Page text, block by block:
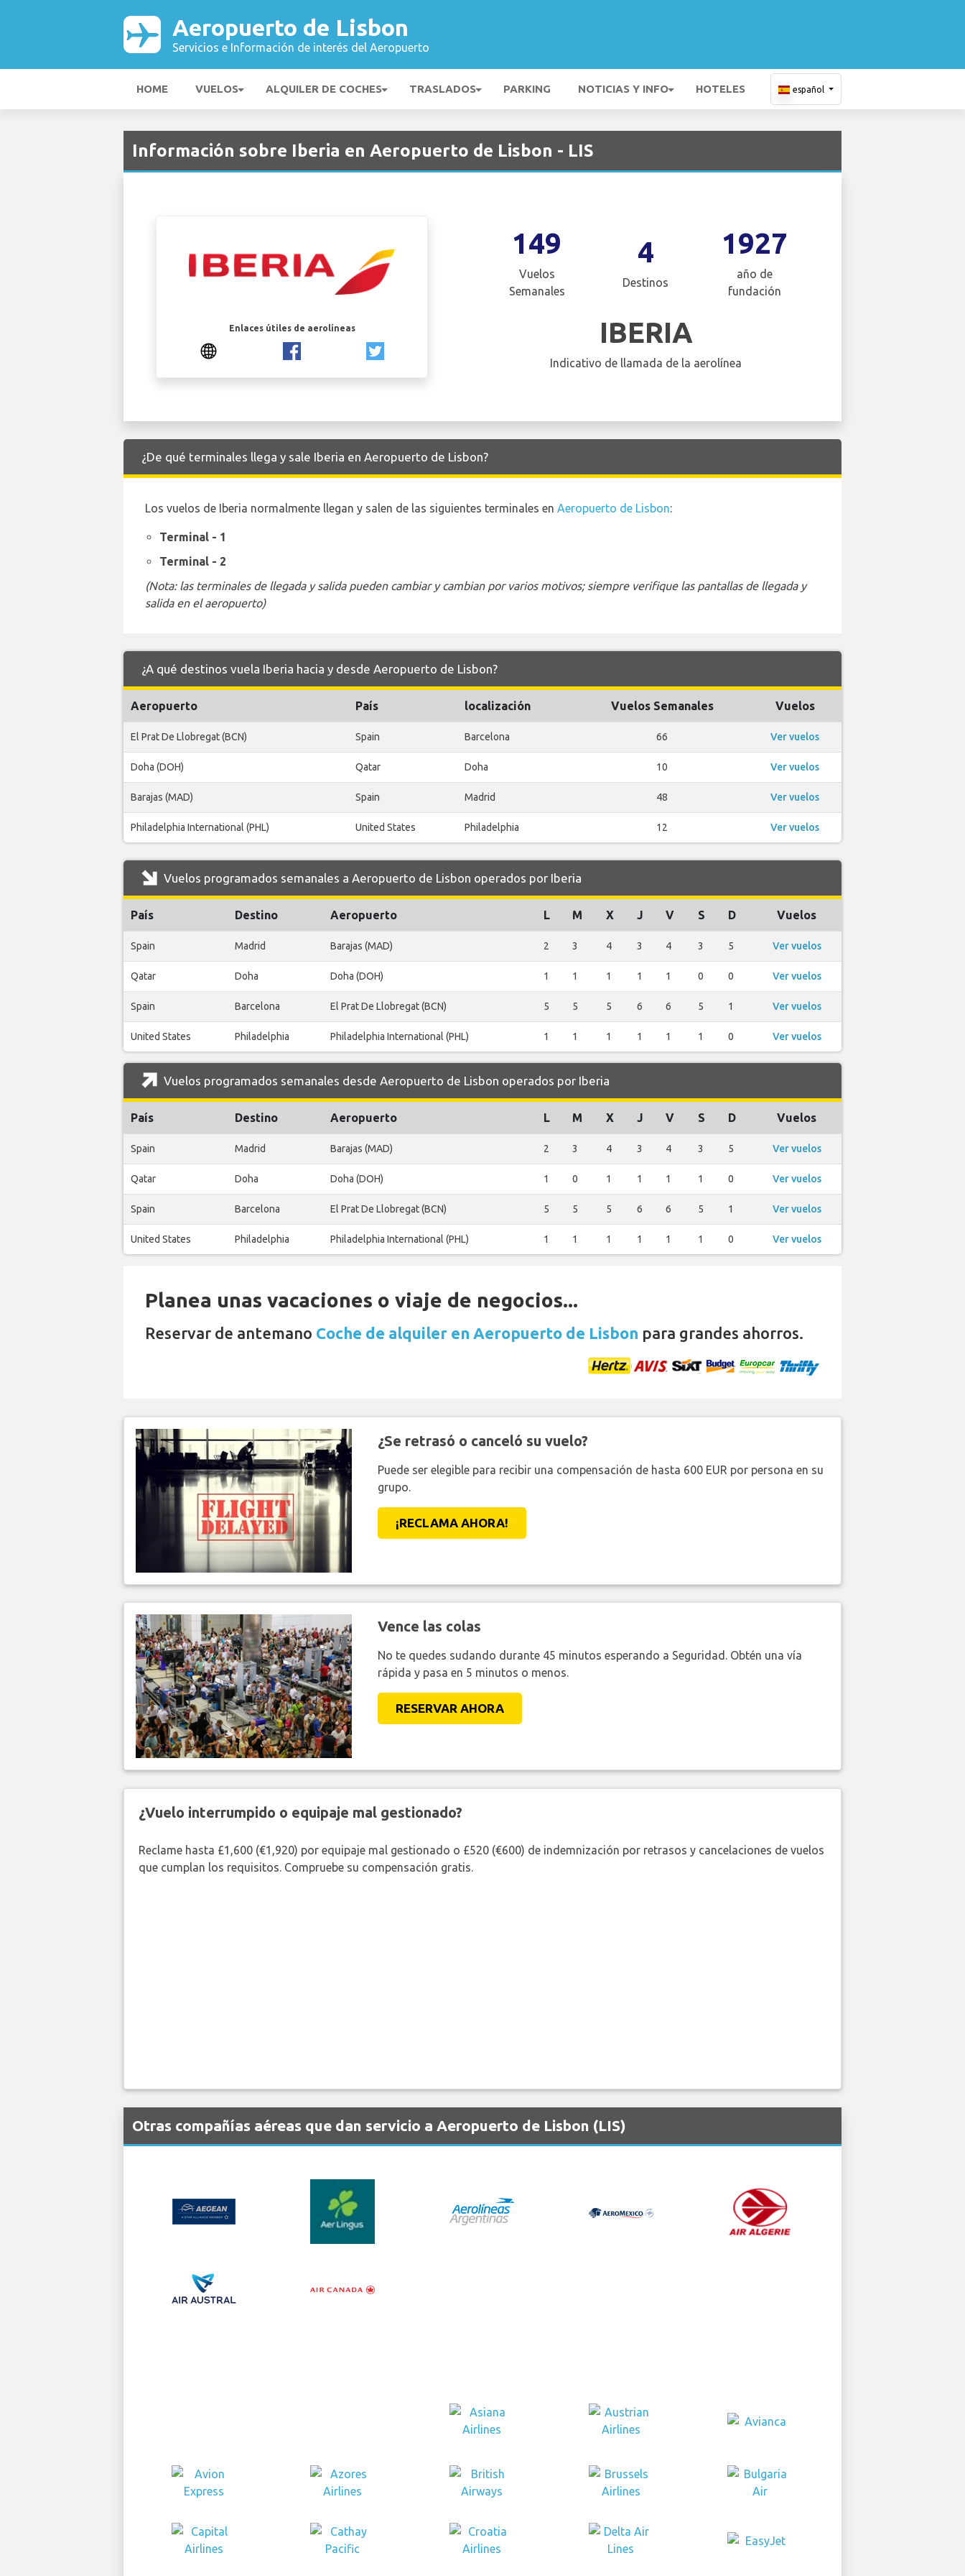
Aeropuerto de Lisbon
Servicios e Información de interés del Aeropuerto
HOME VUELOS ALQUILER DE COCHES TRASLADOS PARKING NOTICIAS Y INFO HOTELES español
Información sobre Iberia en Aeropuerto de Lisbon - LIS
Enlaces útiles de aerolíneas
149
Vuelos
Semanales
4
Destinos
1927
año de
fundación
IBERIA
Indicativo de llamada de la aerolínea
¿De qué terminales llega y sale Iberia en Aeropuerto de Lisbon?
Los vuelos de Iberia normalmente llegan y salen de las siguientes terminales en Aeropuerto de Lisbon:
Terminal - 1
Terminal - 2
(Nota: las terminales de llegada y salida pueden cambiar y cambian por varios motivos; siempre verifique las pantallas de llegada y
salida en el aeropuerto)
¿A qué destinos vuela Iberia hacia y desde Aeropuerto de Lisbon?
Aeropuerto País localización Vuelos Semanales Vuelos
El Prat De Llobregat (BCN) Spain Barcelona 66 Ver vuelos
Doha (DOH) Qatar Doha 10 Ver vuelos
Barajas (MAD) Spain Madrid 48 Ver vuelos
Philadelphia International (PHL) United States Philadelphia 12 Ver vuelos
Vuelos programados semanales a Aeropuerto de Lisbon operados por Iberia
País Destino Aeropuerto L M X J V S D Vuelos
Spain Madrid Barajas (MAD) 2 3 4 3 4 3 5 Ver vuelos
Qatar Doha Doha (DOH) 1 1 1 1 1 0 0 Ver vuelos
Spain Barcelona El Prat De Llobregat (BCN) 5 5 5 6 6 5 1 Ver vuelos
United States Philadelphia Philadelphia International (PHL) 1 1 1 1 1 1 0 Ver vuelos
Vuelos programados semanales desde Aeropuerto de Lisbon operados por Iberia
País Destino Aeropuerto L M X J V S D Vuelos
Spain Madrid Barajas (MAD) 2 3 4 3 4 3 5 Ver vuelos
Qatar Doha Doha (DOH) 1 0 1 1 1 1 0 Ver vuelos
Spain Barcelona El Prat De Llobregat (BCN) 5 5 5 6 6 5 1 Ver vuelos
United States Philadelphia Philadelphia International (PHL) 1 1 1 1 1 1 0 Ver vuelos
Planea unas vacaciones o viaje de negocios...
Reservar de antemano Coche de alquiler en Aeropuerto de Lisbon para grandes ahorros.
¿Se retrasó o canceló su vuelo?
Puede ser elegible para recibir una compensación de hasta 600 EUR por persona en su
grupo.
¡RECLAMA AHORA!
Vence las colas
No te quedes sudando durante 45 minutos esperando a Seguridad. Obtén una vía
rápida y pasa en 5 minutos o menos.
RESERVAR AHORA
¿Vuelo interrumpido o equipaje mal gestionado?
Reclame hasta £1,600 (€1,920) por equipaje mal gestionado o £520 (€600) de indemnización por retrasos y cancelaciones de vuelos
que cumplan los requisitos. Compruebe su compensación gratis.
Otras compañías aéreas que dan servicio a Aeropuerto de Lisbon (LIS)